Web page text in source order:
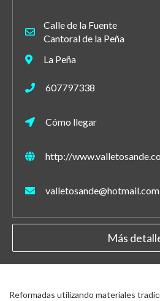
Calle de la Fuente
Cantoral de la Peña
La Peña
607797338
Cómo llegar
http://
valletosande@hotmail.com
Más
Reformadas utilizando materiales